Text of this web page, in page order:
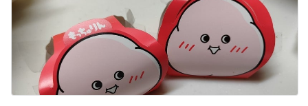
記事を読む
衝撃的な価値の1,780万円の戸建て
Amebaトピックス 2日前